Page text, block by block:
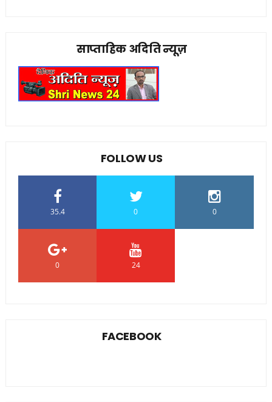
साप्ताहिक अदिति न्यूज़
FOLLOW US
35.4 0 0
0 24
FACEBOOK